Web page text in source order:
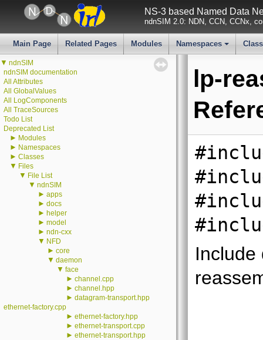
NS-3 based Named Data
ndnSIM 2.0: NDN, CCN, CCNx,
Main Page Related Pages Modules
+
Namespaces
▼ ndnSIM
ndnSIM documentation
All Attributes
All GlobalValues
All LogComponents
All TraceSources
Todo List
Deprecated List
► Modules
► Namespaces
► Classes
▼ Files
▼ File List
▼ ndnSIM
► apps
► docs
► helper
► model
► ndn-cxx
▼ NFD
► core
▼ daemon
▼ face
► channel.cpp
► channel.hpp
► datagram-transport.hpp
ethernet-factory.cpp
► ethernet-factory.hpp
► ethernet-transport.cpp
► ethernet-transport.hpp
lp-
Include